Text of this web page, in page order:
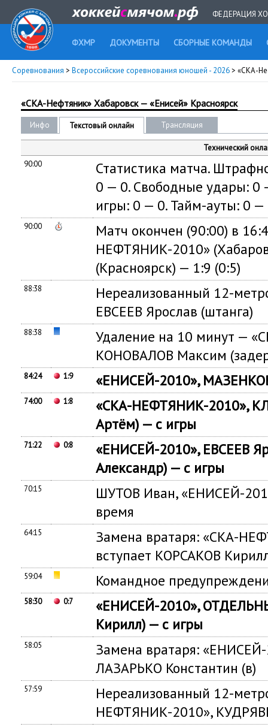
ФЕДЕРАЦИЯ
ФХМР ДОКУМЕНТЫ СБОРНЫЕ КОМАНДЫ
Соревнования > Всероссийские соревнования юношей - 2026> «СКА-
«СКА-Нефтяник» Хабаровск — «Енисей» Красноярск
Инфо Текстовый онлайн Трансляция
Технический
90:00
Статистика матча.
0 — 0. Свободные удары: 0
игры: 0 — 0. Тайм-ауты: 0 —
90:00
Матч окончен (90:00) в
НЕФТЯНИК-2010»
(Красноярск) — 1:9 (0:5)
88:38
Нереализованный 12-
ЕВСЕЕВ Ярослав (штанга)
88:38
Удаление на 10 минут —
КОНОВАЛОВ Максим
84:24 1:9 «ЕНИСЕЙ-2010»,
74:00 1:8
«СКА-НЕФТЯНИК-2010»,
Артём) — с игры
71:22 0:8
«ЕНИСЕЙ-2010», ЕВСЕЕВ
Александр) — с игры
70:15
ШУТОВ Иван, «ЕНИСЕЙ-
время
64:15
Замена вратаря: «СКА-
вступает КОРСАКОВ
59:04 Командное
58:30 0:7
«ЕНИСЕЙ-2010»,
Кирилл) — с игры
58:05
Замена вратаря: «ЕНИСЕЙ-
ЛАЗАРЬКО Константин (в)
57:59
Нереализованный 12-
НЕФТЯНИК-2010»,